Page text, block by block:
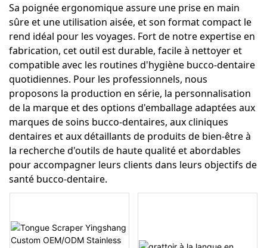
Sa poignée ergonomique assure une prise en main
sûre et une utilisation aisée, et son format compact le
rend idéal pour les voyages. Fort de notre expertise en
fabrication, cet outil est durable, facile à nettoyer et
compatible avec les routines d'hygiène bucco-dentaire
quotidiennes. Pour les professionnels, nous
proposons la production en série, la personnalisation
de la marque et des options d'emballage adaptées aux
marques de soins bucco-dentaires, aux cliniques
dentaires et aux détaillants de produits de bien-être à
la recherche d'outils de haute qualité et abordables
pour accompagner leurs clients dans leurs objectifs de
santé bucco-dentaire.